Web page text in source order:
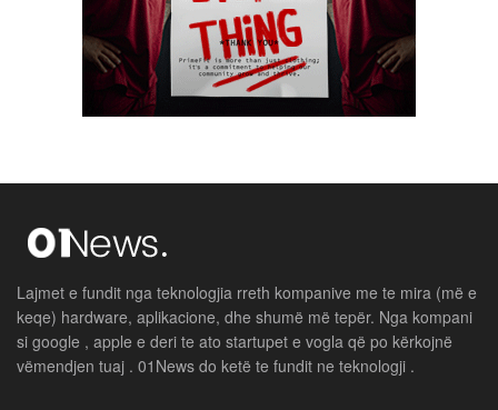
Lajmet e fundit nga teknologjia rreth kompanive me te mira (më e
keqe) hardware, aplikacione, dhe shumë më tepër. Nga kompani
si google , apple e deri te ato startupet e vogla që po kërkojnë
vëmendjen tuaj . 01News do ketë te fundit ne teknologji .